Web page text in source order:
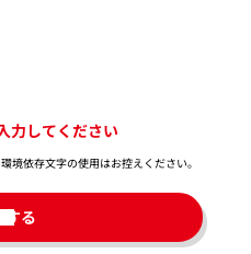
力してください
境依存文字の使用はお控えください。​
する